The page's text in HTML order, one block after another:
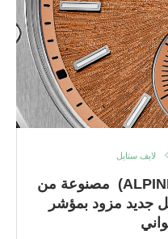
لايف ستايل
ساعة (ALPINE EAGLE 41 XPS) مصنوعة من
جديد مزود بمؤشر